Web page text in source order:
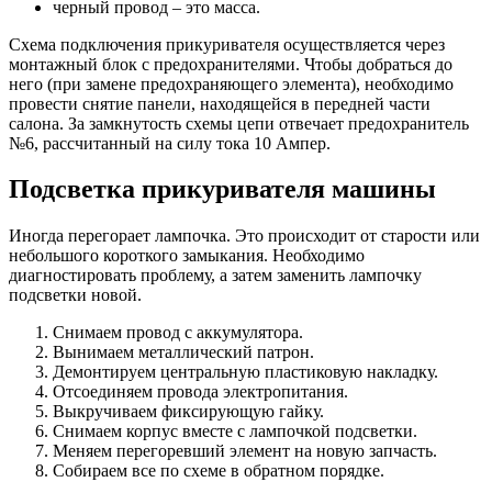
черный провод – это масса.
Схема подключения прикуривателя осуществляется через
монтажный блок с предохранителями. Чтобы добраться до
него (при замене предохраняющего элемента), необходимо
провести снятие панели, находящейся в передней части
салона. За замкнутость схемы цепи отвечает предохранитель
№6, рассчитанный на силу тока 10 Ампер.
Подсветка прикуривателя машины
Иногда перегорает лампочка. Это происходит от старости или
небольшого короткого замыкания. Необходимо
диагностировать проблему, а затем заменить лампочку
подсветки новой.
Снимаем провод с аккумулятора.
Вынимаем металлический патрон.
Демонтируем центральную пластиковую накладку.
Отсоединяем провода электропитания.
Выкручиваем фиксирующую гайку.
Снимаем корпус вместе с лампочкой подсветки.
Меняем перегоревший элемент на новую запчасть.
Собираем все по схеме в обратном порядке.